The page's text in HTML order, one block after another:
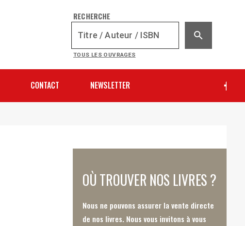
RECHERCHE
search
TOUS LES OUVRAGES
CONTACT NEWSLETTER
OÙ TROUVER NOS LIVRES ?
Nous ne pouvons assurer la vente directe
de nos livres. Nous vous invitons à vous